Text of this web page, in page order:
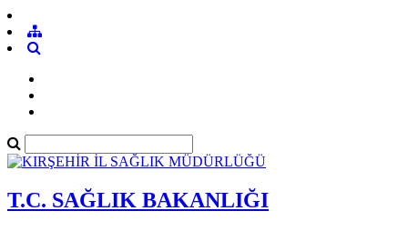
T.C. SAĞLIK BAKANLIĞI